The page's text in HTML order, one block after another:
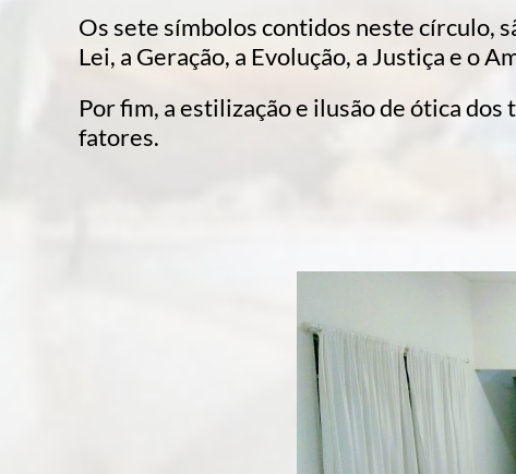
Os sete símbolos contidos neste círculo,
Lei, a Geração, a Evolução, a Justiça e o
Por fim, a estilização e ilusão de ótica
fatores.